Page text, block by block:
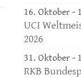
16. Oktober -
UCI
2026
31. Oktober -
RKB